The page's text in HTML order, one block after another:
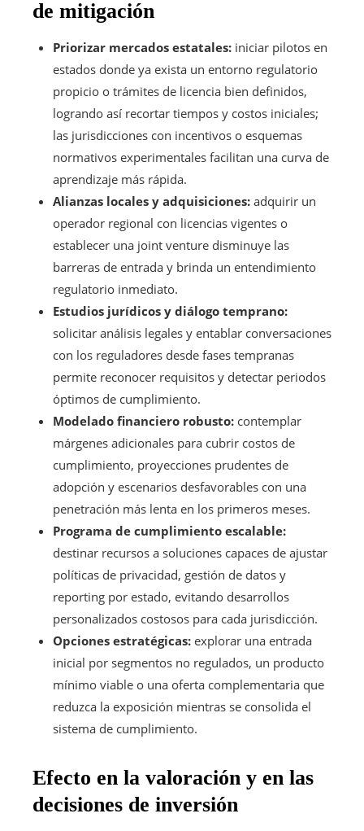
de mitigación
Priorizar mercados estatales: iniciar pilotos en
estados donde ya exista un entorno regulatorio
propicio o trámites de licencia bien definidos,
logrando así recortar tiempos y costos iniciales;
las jurisdicciones con incentivos o esquemas
normativos experimentales facilitan una curva de
aprendizaje más rápida.
Alianzas locales y adquisiciones: adquirir un
operador regional con licencias vigentes o
establecer una joint venture disminuye las
barreras de entrada y brinda un entendimiento
regulatorio inmediato.
Estudios jurídicos y diálogo temprano:
solicitar análisis legales y entablar conversaciones
con los reguladores desde fases tempranas
permite reconocer requisitos y detectar periodos
óptimos de cumplimiento.
Modelado financiero robusto: contemplar
márgenes adicionales para cubrir costos de
cumplimiento, proyecciones prudentes de
adopción y escenarios desfavorables con una
penetración más lenta en los primeros meses.
Programa de cumplimiento escalable:
destinar recursos a soluciones capaces de ajustar
políticas de privacidad, gestión de datos y
reporting por estado, evitando desarrollos
personalizados costosos para cada jurisdicción.
Opciones estratégicas: explorar una entrada
inicial por segmentos no regulados, un producto
mínimo viable o una oferta complementaria que
reduzca la exposición mientras se consolida el
sistema de cumplimiento.
Efecto en la valoración y en las
decisiones de inversión